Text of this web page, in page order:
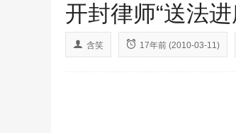
开封律师“送法
含笑 17年前 (2010-03-11)